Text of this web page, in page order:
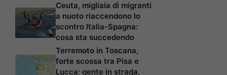
Ceuta, migliaia di migranti
a nuoto riaccendono lo
scontro Italia-Spagna:
cosa sta succedendo
Terremoto in Toscana,
forte scossa tra Pisa e
Lucca: gente in strada,